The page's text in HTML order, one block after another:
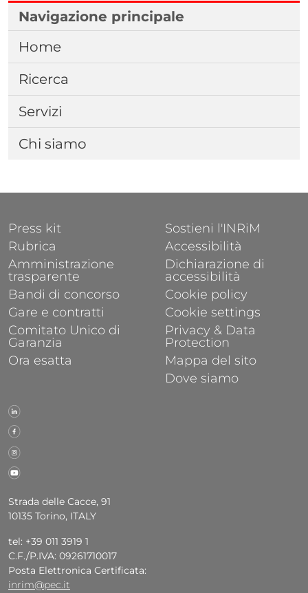
Navigazione principale
Home
Ricerca
Servizi
Chi siamo
Strada delle Cacce, 91
10135 Torino, ITALY
tel: +39 011 3919 1
C.F./P.IVA: 09261710017
Posta Elettronica Certificata:
inrim@pec.it
FOOTER 1
Press kit
Rubrica
Amministrazione
trasparente
Bandi di concorso
Gare e contratti
Comitato Unico di
Garanzia
Ora esatta
FOOTER 2
Sostieni l'INRiM
Accessibilità
Dichiarazione di
accessibilità
Cookie policy
Cookie settings
Privacy & Data
Protection
Mappa del sito
Dove siamo